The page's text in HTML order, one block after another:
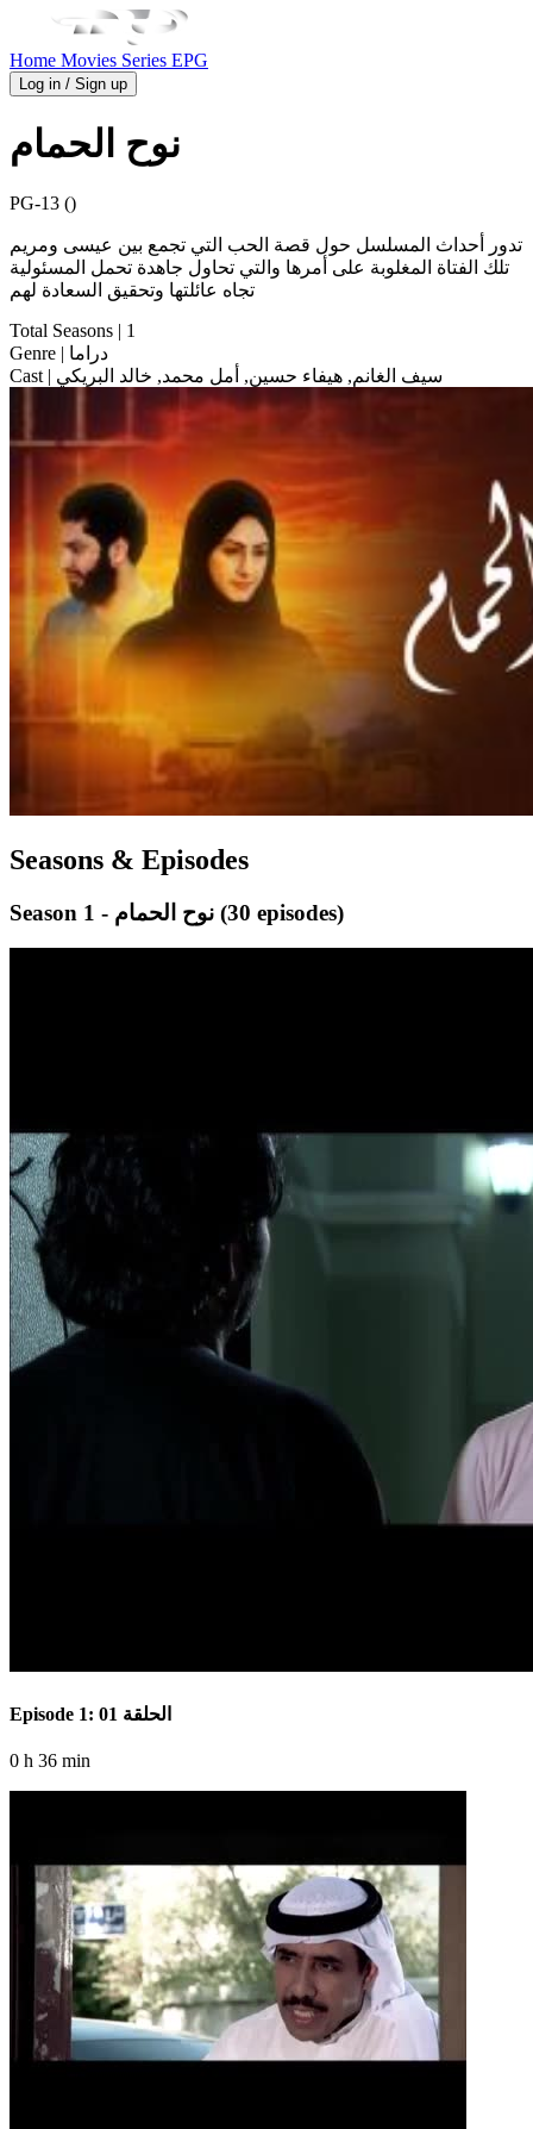
Home Movies Series EPG
Log in / Sign up
نوح الحمام
PG-13 ()
تدور أحداث المسلسل حول قصة الحب التي تجمع بين عيسى ومريم
تلك الفتاة المغلوبة على أمرها والتي تحاول جاهدة تحمل المسئولية
تجاه عائلتها وتحقيق السعادة لهم
Total Seasons | 1
Genre
| دراما
Cast
| سيف الغانم, هيفاء حسين, أمل محمد, خالد البريكي
Seasons & Episodes
(30 episodes)
Episode 1: الحلقة 01
0 h 36 min